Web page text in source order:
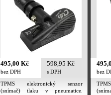
495,00 Kč
bez DPH
598,95 Kč
s DPH
TPMS elektronický senzor
(snímač) tlaku v pneumatice.
bez